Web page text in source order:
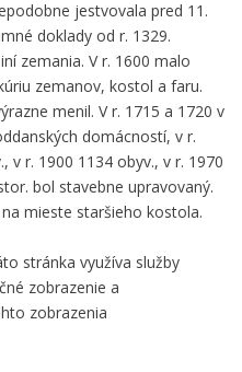
jestvovala pred 11.
doklady od r. 1329.
zemania. V r. 1600 malo
zemanov, kostol a faru.
menil. V r. 1715 a 1720 v
domácností, v r.
v r. 1900 1134 obyv., v r. 1970
bol stavebne upravovaný.
mieste staršieho kostola.
stránka využíva služby
zobrazenie a
zobrazenia